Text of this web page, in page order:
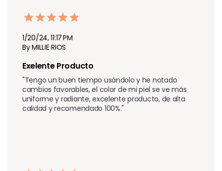
1/20/24, 11:17 PM
By MILLIE RIOS
Exelente Producto
"Tengo un buen tiempo usándolo y he notado
cambios favorables, el color de mi piel se ve más
uniforme y radiante, excelente producto, de alta
calidad y recomendado 100%."